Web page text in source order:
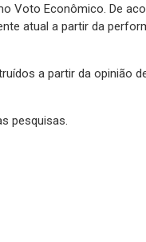
Voto Econômico. De
atual a partir da
a partir da opinião
pesquisas.